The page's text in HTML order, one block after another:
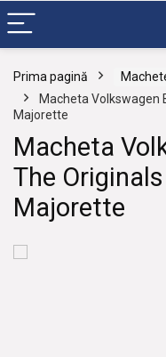
Prima pagină
Macheta Volkswagen
Majorette
Macheta
The
Majorette